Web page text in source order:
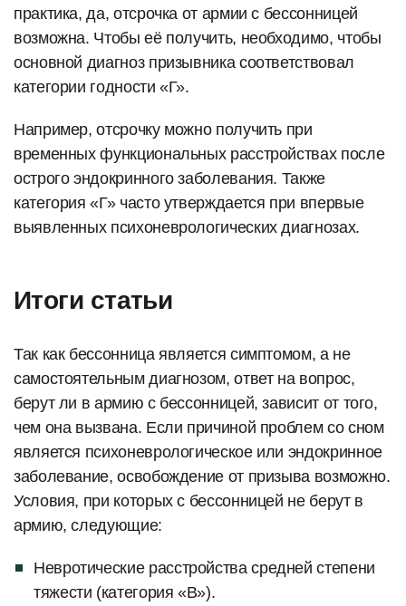
практика, да, отсрочка от армии с бессонницей
возможна. Чтобы её получить, необходимо, чтобы
основной диагноз призывника соответствовал
категории годности «Г».
Например, отсрочку можно получить при
временных функциональных расстройствах после
острого эндокринного заболевания. Также
категория «Г» часто утверждается при впервые
выявленных психоневрологических диагнозах.
Итоги статьи
Так как бессонница является симптомом, а не
самостоятельным диагнозом, ответ на вопрос,
берут ли в армию с бессонницей, зависит от того,
чем она вызвана. Если причиной проблем со сном
является психоневрологическое или эндокринное
заболевание, освобождение от призыва возможно.
Условия, при которых с бессонницей не берут в
армию, следующие:
Невротические расстройства средней степени
тяжести (категория «В»).